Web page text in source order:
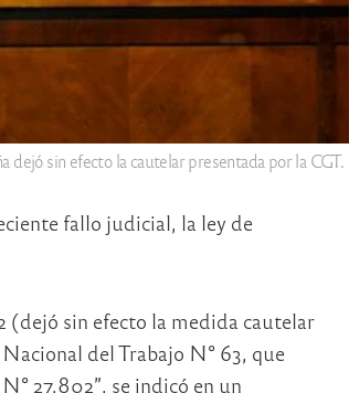
dejó sin efecto la cautelar presentada por la CGT.
fallo judicial, la ley de
(dejó sin efecto la medida cautelar
del Trabajo N° 63, que
27.802”, se indicó en un